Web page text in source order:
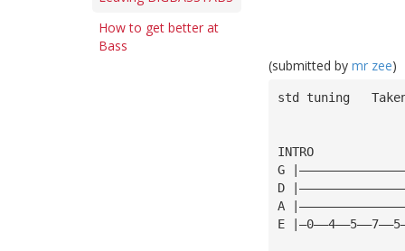
How to get better at
Bass
(submitted by mr zee)
std tuning
INTRO
G
D
A
E